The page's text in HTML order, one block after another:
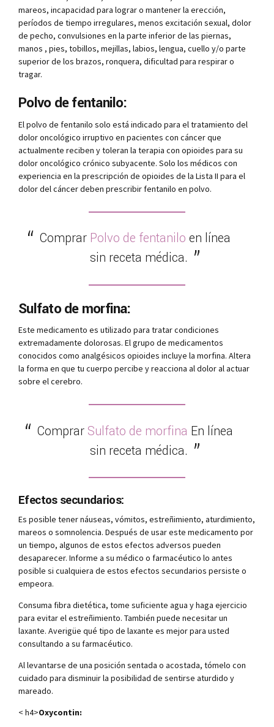
mareos, incapacidad para lograr o mantener la erección,
períodos de tiempo irregulares, menos excitación sexual, dolor
de pecho, convulsiones en la parte inferior de las piernas,
manos , pies, tobillos, mejillas, labios, lengua, cuello y/o parte
superior de los brazos, ronquera, dificultad para respirar o
tragar.
Polvo de fentanilo:
El polvo de fentanilo solo está indicado para el tratamiento del
dolor oncológico irruptivo en pacientes con cáncer que
actualmente reciben y toleran la terapia con opioides para su
dolor oncológico crónico subyacente. Solo los médicos con
experiencia en la prescripción de opioides de la Lista II para el
dolor del cáncer deben prescribir fentanilo en polvo.
Comprar Polvo de fentanilo en línea
sin receta médica.
Sulfato de morfina:
Este medicamento es utilizado para tratar condiciones
extremadamente dolorosas. El grupo de medicamentos
conocidos como analgésicos opioides incluye la morfina. Altera
la forma en que tu cuerpo percibe y reacciona al dolor al actuar
sobre el cerebro.
Comprar Sulfato de morfina En línea
sin receta médica.
Efectos secundarios:
Es posible tener náuseas, vómitos, estreñimiento, aturdimiento,
mareos o somnolencia. Después de usar este medicamento por
un tiempo, algunos de estos efectos adversos pueden
desaparecer. Informe a su médico o farmacéutico lo antes
posible si cualquiera de estos efectos secundarios persiste o
empeora.
Consuma fibra dietética, tome suficiente agua y haga ejercicio
para evitar el estreñimiento. También puede necesitar un
laxante. Averigüe qué tipo de laxante es mejor para usted
consultando a su farmacéutico.
Al levantarse de una posición sentada o acostada, tómelo con
cuidado para disminuir la posibilidad de sentirse aturdido y
mareado.
< h4>Oxycontin: